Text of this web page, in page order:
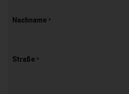
Nachname *
Straße *